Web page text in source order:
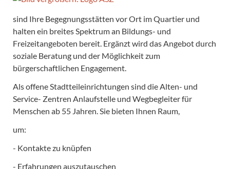
sind Ihre Begegnungsstätten vor Ort im Quartier und
halten ein breites Spektrum an Bildungs- und
Freizeitangeboten bereit. Ergänzt wird das Angebot durch
soziale Beratung und der Möglichkeit zum
bürgerschaftlichen Engagement.
Als offene Stadtteileinrichtungen sind die Alten- und
Service- Zentren Anlaufstelle und Wegbegleiter für
Menschen ab 55 Jahren. Sie bieten Ihnen Raum,
um:
- Kontakte zu knüpfen
- Erfahrungen auszutauschen